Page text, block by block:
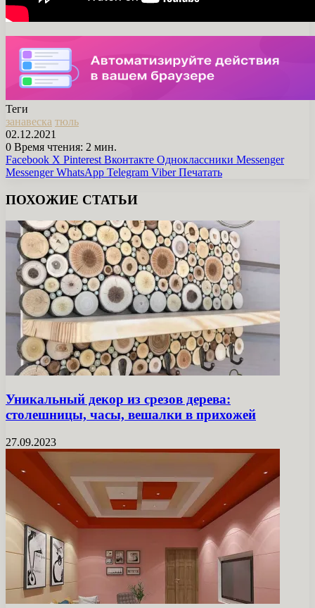
Теги
занавеска тюль
02.12.2021
0 Время чтения: 2 мин.
Facebook X Pinterest Вконтакте Одноклассники Messenger
Messenger WhatsApp Telegram Viber Печатать
ПОХОЖИЕ СТАТЬИ
Уникальный декор из срезов дерева:
столешницы, часы, вешалки в прихожей
27.09.2023